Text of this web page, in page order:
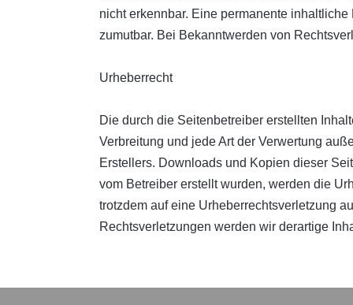
nicht erkennbar. Eine permanente
zumutbar. Bei Bekanntwerden von
Urheberrecht
Die durch die Seitenbetreiber erstellten
Verbreitung und jede Art der Verwertung
Erstellers. Downloads und Kopien dieser
vom Betreiber erstellt wurden, werden die
trotzdem auf eine Urheberrechtsverletzung
Rechtsverletzungen werden wir derartige